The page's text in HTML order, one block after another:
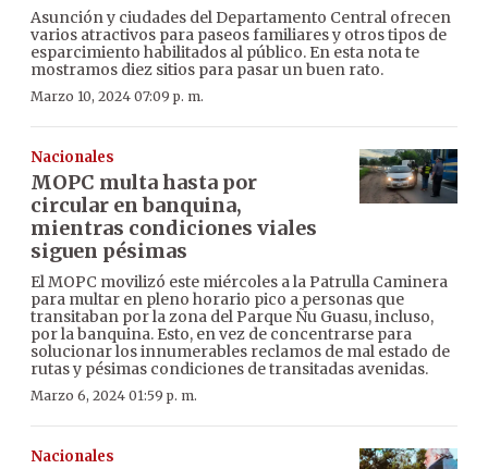
Asunción y ciudades del Departamento Central ofrecen
varios atractivos para paseos familiares y otros tipos de
esparcimiento habilitados al público. En esta nota te
mostramos diez sitios para pasar un buen rato.
Marzo 10, 2024 07:09 p. m.
Nacionales
MOPC multa hasta por
circular en banquina,
mientras condiciones viales
siguen pésimas
El MOPC movilizó este miércoles a la Patrulla Caminera
para multar en pleno horario pico a personas que
transitaban por la zona del Parque Ñu Guasu, incluso,
por la banquina. Esto, en vez de concentrarse para
solucionar los innumerables reclamos de mal estado de
rutas y pésimas condiciones de transitadas avenidas.
Marzo 6, 2024 01:59 p. m.
Nacionales